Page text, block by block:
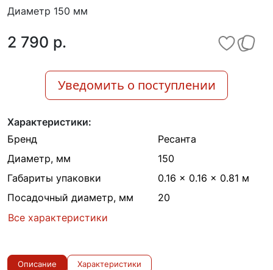
Диаметр 150 мм
2 790 p.
Уведомить о поступлении
Характеристики:
Бренд
Ресанта
Диаметр, мм
150
Габариты упаковки
0.16 × 0.16 × 0.81 м
Посадочный диаметр, мм
20
Все характеристики
Описание Характеристики